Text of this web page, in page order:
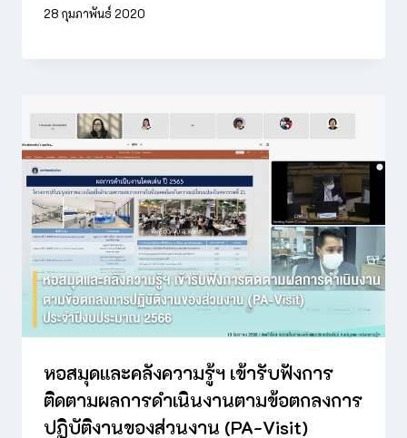
28 กุมภาพันธ์ 2020
หอสมุดและคลังความรู้ฯ เข้ารับฟังการ
ติดตามผลการดำเนินงานตามข้อตกลงการ
ปฏิบัติงานของส่วนงาน (PA-Visit)